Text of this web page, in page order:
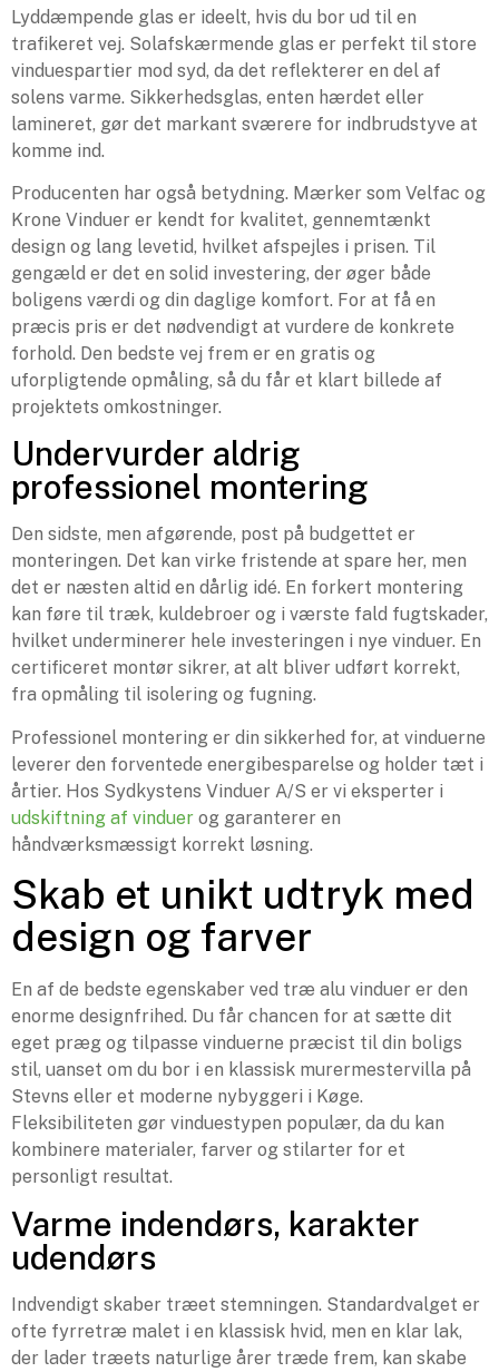
Lyddæmpende glas er ideelt, hvis du bor ud til en
trafikeret vej. Solafskærmende glas er perfekt til store
vinduespartier mod syd, da det reflekterer en del af
solens varme. Sikkerhedsglas, enten hærdet eller
lamineret, gør det markant sværere for indbrudstyve at
komme ind.
Producenten har også betydning. Mærker som Velfac og
Krone Vinduer er kendt for kvalitet, gennemtænkt
design og lang levetid, hvilket afspejles i prisen. Til
gengæld er det en solid investering, der øger både
boligens værdi og din daglige komfort. For at få en
præcis pris er det nødvendigt at vurdere de konkrete
forhold. Den bedste vej frem er en gratis og
uforpligtende opmåling, så du får et klart billede af
projektets omkostninger.
Undervurder aldrig
professionel montering
Den sidste, men afgørende, post på budgettet er
monteringen. Det kan virke fristende at spare her, men
det er næsten altid en dårlig idé. En forkert montering
kan føre til træk, kuldebroer og i værste fald fugtskader,
hvilket underminerer hele investeringen i nye vinduer. En
certificeret montør sikrer, at alt bliver udført korrekt,
fra opmåling til isolering og fugning.
Professionel montering er din sikkerhed for, at vinduerne
leverer den forventede energibesparelse og holder tæt i
årtier. Hos Sydkystens Vinduer A/S er vi eksperter i
udskiftning af vinduer og garanterer en
håndværksmæssigt korrekt løsning.
Skab et unikt udtryk med
design og farver
En af de bedste egenskaber ved træ alu vinduer er den
enorme designfrihed. Du får chancen for at sætte dit
eget præg og tilpasse vinduerne præcist til din boligs
stil, uanset om du bor i en klassisk murermestervilla på
Stevns eller et moderne nybyggeri i Køge.
Fleksibiliteten gør vinduestypen populær, da du kan
kombinere materialer, farver og stilarter for et
personligt resultat.
Varme indendørs, karakter
udendørs
Indvendigt skaber træet stemningen. Standardvalget er
ofte fyrretræ malet i en klassisk hvid, men en klar lak,
der lader træets naturlige årer træde frem, kan skabe